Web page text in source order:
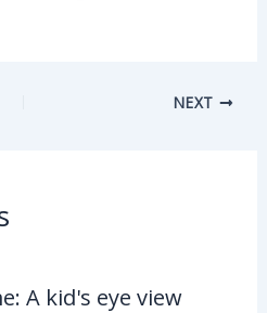
NEXT
A kid's eye view